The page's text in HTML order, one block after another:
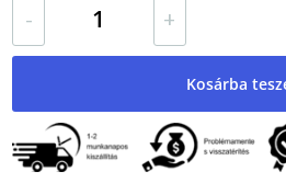
-
Model
Y
mennyiség
+
Kosárba